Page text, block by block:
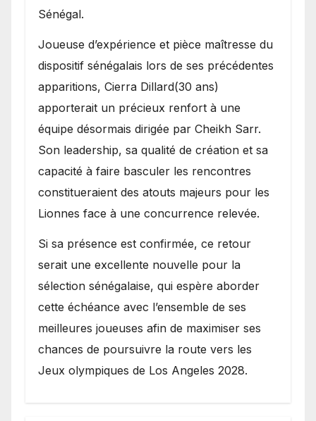
Sénégal.
Joueuse d’expérience et pièce maîtresse du
dispositif sénégalais lors de ses précédentes
apparitions, Cierra Dillard(30 ans)
apporterait un précieux renfort à une
équipe désormais dirigée par Cheikh Sarr.
Son leadership, sa qualité de création et sa
capacité à faire basculer les rencontres
constitueraient des atouts majeurs pour les
Lionnes face à une concurrence relevée.
Si sa présence est confirmée, ce retour
serait une excellente nouvelle pour la
sélection sénégalaise, qui espère aborder
cette échéance avec l’ensemble de ses
meilleures joueuses afin de maximiser ses
chances de poursuivre la route vers les
Jeux olympiques de Los Angeles 2028.